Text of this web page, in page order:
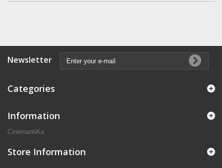
Newsletter
Categories
Information
CinémantiKa
Store Information